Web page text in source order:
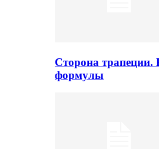
Сторона трапеции.
формулы